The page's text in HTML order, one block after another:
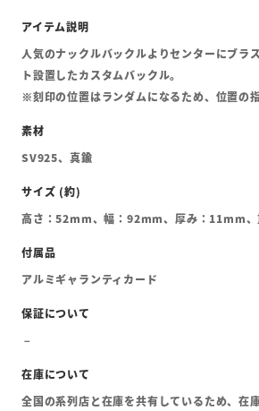
人気のナックルバックルよりセンターにブラ
ト設置したカスタムバックル。
※刻印の位置はランダムになるため、位置の
SV925、真鍮
高さ：52mm、幅：92mm、厚み：11mm
アルミギャランティカード
全国の系列店と在庫を共有しているため、在